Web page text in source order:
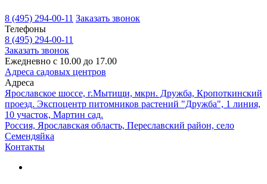
8 (495) 294-00-11 Заказать звонок
Телефоны
8 (495) 294-00-11
Заказать звонок
Ежедневно с 10.00 до 17.00
Адреса садовых центров
Адреса
Ярославское шоссе, г.Мытищи, мкрн. Дружба, Кропоткинский
проезд. Экспоцентр питомников растений "Дружба", 1 линия,
10 участок, Мартин сад.
Россия, Ярославская область, Переславский район, село
Семендяйка
Контакты